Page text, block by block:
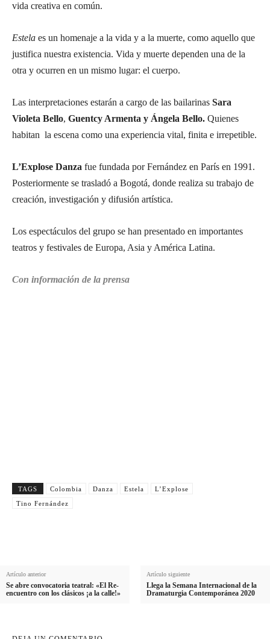
vida creativa en común.
Estela es un homenaje a la vida y a la muerte, como aquello que
justifica nuestra existencia. Vida y muerte dependen una de la
otra y ocurren en un mismo lugar: el cuerpo.
Las interpretaciones estarán a cargo de las bailarinas Sara
Violeta Bello, Guentcy Armenta y Ángela Bello. Quienes
habitan la escena como una experiencia vital, finita e irrepetible.
L’Explose Danza fue fundada por Fernández en París en 1991.
Posteriormente se trasladó a Bogotá, donde realiza su trabajo de
creación, investigación y difusión artística.
Los espectáculos del grupo se han presentado en importantes
teatros y festivales de Europa, Asia y América Latina.
Con información de la prensa
d
lTAGS Colombia Danza Estela
L’Explose
Tino Fernández
Artículo anterior
Se abre convocatoria teatral: «El Re-
encuentro con los clásicos ¡a la calle!»
Artículo siguiente
Llega la Semana Internacional de la
Dramaturgia Contemporánea 2020